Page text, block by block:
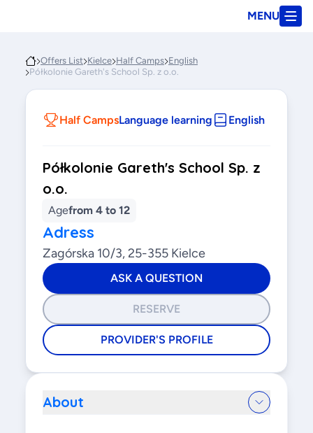
MENU
Offers List Kielce Half Camps English
Półkolonie Gareth's School Sp. z o.o.
Half CampsLanguage learning English
Półkolonie Gareth's School Sp. z
o.o.
Agefrom 4 to 12
Adress
Zagórska 10/3, 25-355 Kielce
ASK A QUESTION
RESERVE
PROVIDER'S PROFILE
About